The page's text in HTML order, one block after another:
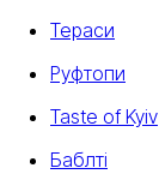
Тераси
Руфтопи
Taste of Kyiv
Баблті